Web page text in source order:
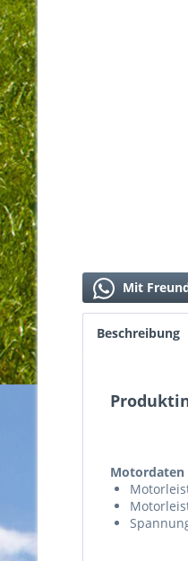
Mit
Beschreibung
Motordaten